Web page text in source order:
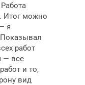
Итог можно
я
работ
— все
и то,
вид